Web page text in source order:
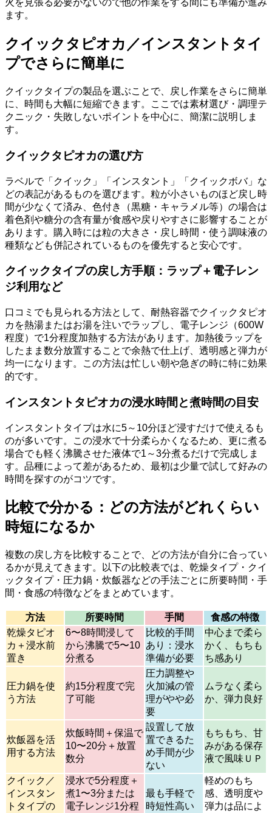
火を見張る必要がないので他の作業をする間にも準備が進み
ます。
クイックタピオカ／インスタントタイ
プでさらに簡単に
クイックタイプの製品を選ぶことで、戻し作業をさらに簡単
に、時間も大幅に短縮できます。ここでは素材選び・調理テ
クニック・失敗しないポイントを中心に、簡潔に説明しま
す。
クイックタピオカの選び方
ラベルで「クイック」「インスタント」「クイックボバ」な
どの表記があるものを選びます。粒が小さいものほど戻し時
間が少なくて済み、色付き（黒糖・キャラメル等）の場合は
着色剤や糖分の含有量が食感や戻りやすさに影響することが
あります。購入時には粒の大きさ・戻し時間・使う調味液の
種類なども併記されているものを優先すると安心です。
クイックタイプの戻し方手順：ラップ＋電子レン
ジ利用など
口コミでも見られる方法として、耐熱容器でクイックタピオ
カを熱湯またはお湯を注いでラップし、電子レンジ（600W
程度）で1分程度加熱する方法があります。加熱後ラップを
したまま数分放置することで余熱で仕上げ、透明感と弾力が
均一になります。この方法は忙しい朝や急ぎの時に特に効果
的です。
インスタントタピオカの浸水時間と煮時間の目安
インスタントタイプは水に5～10分ほど浸すだけで使えるも
のが多いです。この浸水で十分柔らかくなるため、更に煮る
場合でも軽く沸騰させた液体で1～3分煮るだけで完成しま
す。品種によって差があるため、最初は少量で試して好みの
時間を探すのがコツです。
比較で分かる：どの方法がどれくらい
時短になるか
複数の戻し方を比較することで、どの方法が自分に合ってい
るかが見えてきます。以下の比較表では、乾燥タイプ・クイ
ックタイプ・圧力鍋・炊飯器などの手法ごとに所要時間・手
間・食感の特徴などをまとめています。
方法 所要時間 手間
食感の特徴
乾燥タピオ
カ＋浸水前
置き
6〜8時間浸して
から沸騰で5〜10
分煮る
比較的手間
あり：浸水
準備が必要
中心まで柔ら
かく、もちも
ち感あり
圧力鍋を使
う方法
約15分程度で完
了可能
圧力調整や
火加減の管
理がやや必
要
ムラなく柔ら
か、弾力良好
炊飯器を活
用する方法
炊飯時間＋保温で
10〜20分＋放置
数分
設置して放
置できるた
め手間が少
ない
もちもち、甘
みがある保存
液で風味ＵＰ
クイック／
インスタン
トタイプの
浸水で5分程度＋
煮1〜3分または
電子レンジ1分程
最も手軽で
時短性高い
軽めのもち
感、透明度や
弾力は品によ